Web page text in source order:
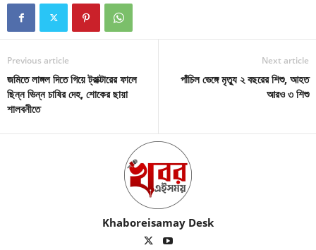
Previous article
জমিতে লাঙ্গল দিতে গিয়ে ট্রাক্টারের ফালে
ছিন্ন ভিন্ন চাষির দেহ, শোকের ছায়া
শালবনীতে
Next article
পাঁচিল ভেঙ্গে মৃত্যু ২ বছরের শিশু, আহত
আরও ৩ শিশু
Khaboreisamay Desk